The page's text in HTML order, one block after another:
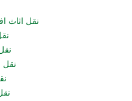
نقل اثاث
نقل